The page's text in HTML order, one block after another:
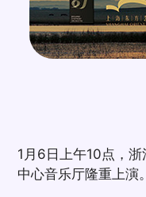
1月6日上午10点，
中心音乐厅隆重上演。